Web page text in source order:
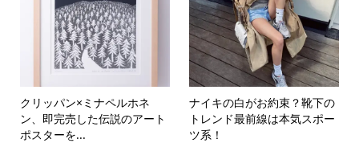
クリッパン×ミナペルホネ
ン、即完売した伝説のアート
ポスターを...
ナイキの白がお約束？靴下の
トレンド最前線は本気スポー
ツ系！